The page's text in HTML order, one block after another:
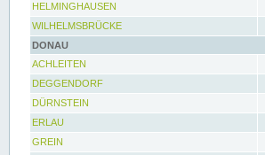
HELMINGHAUSEN
WILHELMSBRÜCKE
DONAU
ACHLEITEN
DEGGENDORF
DÜRNSTEIN
ERLAU
GREIN